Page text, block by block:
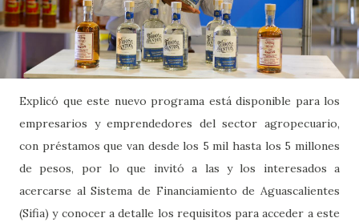
Explicó que este nuevo programa está disponible para los
empresarios y emprendedores del sector agropecuario,
con préstamos que van desde los 5 mil hasta los 5 millones
de pesos, por lo que invitó a las y los interesados a
acercarse al Sistema de Financiamiento de Aguascalientes
(Sifia) y conocer a detalle los requisitos para acceder a este